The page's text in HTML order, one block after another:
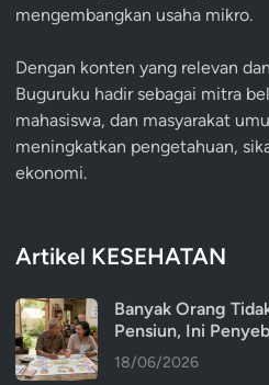
mengembangkan usaha mikro.
Dengan konten yang relevan
Buguruku hadir sebagai mitra
mahasiswa, dan masyarakat
meningkatkan pengetahuan,
ekonomi.
Artikel KESEHATAN
Banyak Orang
Pensiun, Ini
18/06/2026